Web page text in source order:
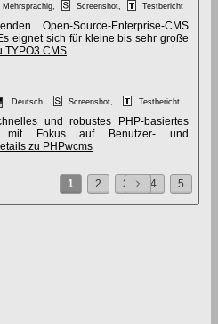
Mehrsprachig, Screenshot, Testbericht
Open-Source-Enterprise-CMS
eignet sich für kleine bis sehr große
TYPO3 CMS
Deutsch, Screenshot, Testbericht
und robustes PHP-basiertes
mit Fokus auf Benutzer- und
zu PHPwcms
1 2 3 4 5